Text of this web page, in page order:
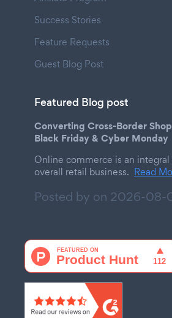
Success Stories
Feature Requests
Guest Blog Post
Featured Blog post
Converting Cross-Border
Black Friday & Cyber Monday
Online commerce is an
overall retail business. Read
Posted by on 2026-08-